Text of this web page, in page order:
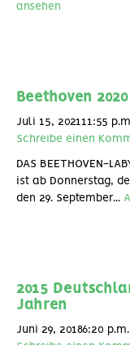
ansehen
Beethoven 2020
Juli 15, 202111:55
Schreibe einen
DAS BEETHOVEN-
ist ab Donnerstag,
den 29. September...
2015
Jahren
Juni 29, 20186:20 p.m.